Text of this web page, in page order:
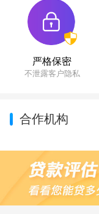
严格保密
不泄露客户隐私
合作机构